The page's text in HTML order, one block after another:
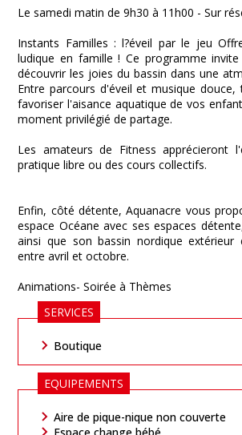
Le samedi matin de 9h30 à 11h00 - Sur
Instants Familles : l?éveil par le jeu
ludique en famille ! Ce programme
découvrir les joies du bassin dans une
Entre parcours d'éveil et musique
favoriser l'aisance aquatique de vos
moment privilégié de partage.
Les amateurs de Fitness apprécieront
pratique libre ou des cours collectifs.
Enfin, côté détente, Aquanacre vous
espace Océane avec ses espaces
ainsi que son bassin nordique extérieur
entre avril et octobre.
Animations- Soirée à Thèmes
SERVICES
Boutique
EQUIPEMENTS
Aire de pique-nique non couverte